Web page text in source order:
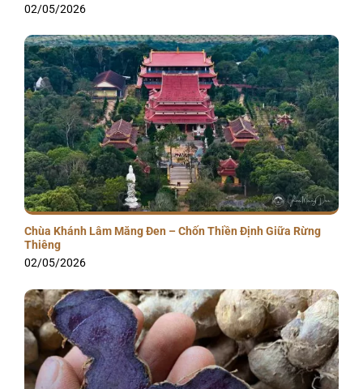
02/05/2026
Chùa Khánh Lâm Măng Đen – Chốn Thiền Định Giữa Rừng
Thiêng
02/05/2026